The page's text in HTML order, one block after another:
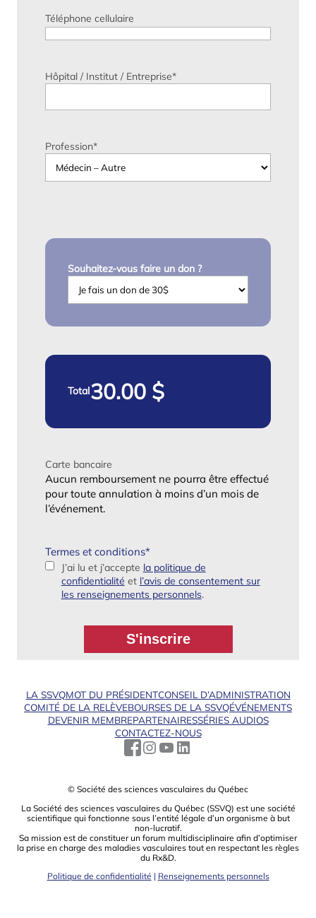
Téléphone cellulaire
Hôpital / Institut / Entreprise*
Profession*
Souhaitez-vous faire un don ?
Total
Carte bancaire
Aucun remboursement ne pourra être effectué
pour toute annulation à moins d’un mois de
l’événement.
Termes et conditions*
J’ai lu et j’accepte la politique de
confidentialité et l’avis de consentement sur
les renseignements personnels.
LA SSVQMOT DU PRÉSIDENTCONSEIL D’ADMINISTRATION
COMITÉ DE LA RELÈVEBOURSES DE LA SSVQÉVÉNEMENTS
DEVENIR MEMBREPARTENAIRESSÉRIES AUDIOS
CONTACTEZ-NOUS
© Société des sciences vasculaires du Québec
La Société des sciences vasculaires du Québec (SSVQ) est une société
scientiﬁque qui fonctionne sous l’entité légale d’un organisme à but
non-lucratif.
Sa mission est de constituer un forum multidisciplinaire aﬁn d’optimiser
la prise en charge des maladies vasculaires tout en respectant les règles
du Rx&D.
Politique de confidentialité | Renseignements personnels